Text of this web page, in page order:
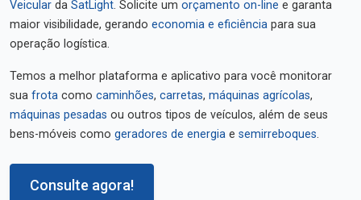
Veicular da SatLight. Solicite um orçamento on-line e garanta
maior visibilidade, gerando economia e eficiência para sua
operação logística.
Temos a melhor plataforma e aplicativo para você monitorar
sua frota como caminhões, carretas, máquinas agrícolas,
máquinas pesadas ou outros tipos de veículos, além de seus
bens-móveis como geradores de energia e semirreboques.
Consulte agora!